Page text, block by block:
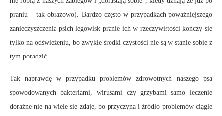
praniu – tak obrazowo). Bardzo często w przypadkach poważniejszego
zanieczyszczenia psich legowisk pranie ich w rzeczywistości kończy się
tylko na odświeżeniu, bo zwykłe środki czystości nie są w stanie sobie z
tym poradzić.
Tak naprawdę w przypadku problemów zdrowotnych naszego psa
spowodowanych bakteriami, wirusami czy grzybami samo leczenie
doraźne nie na wiele się zdaje, bo przyczyna i źródło problemów ciągle